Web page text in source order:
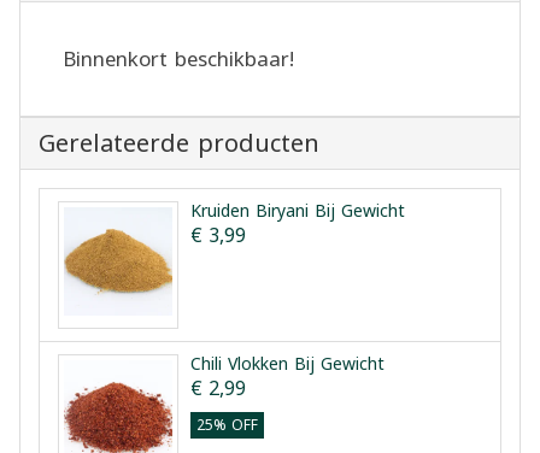
Binnenkort beschikbaar!
Gerelateerde producten
Kruiden Biryani Bij Gewicht
€ 3,99
Chili Vlokken Bij Gewicht
€ 2,99
25% OFF